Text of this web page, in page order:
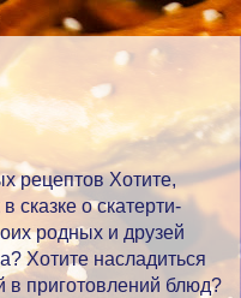
рецептов Хотите,
сказке о скатерти-
родных и друзей
Хотите насладиться
в приготовлений блюд?